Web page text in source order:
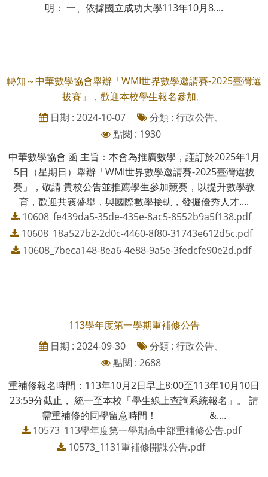
明： 一、依據國立成功大學113年10月8....
轉知～中華數學協會舉辦「WMI世界數學邀請賽-2025臺灣選
拔賽」，歡迎本校學生報名參加。
日期 : 2024-10-07
分類 : 行政公告、
點閱 : 1930
中華數學協會 函 主旨：本會為推廣數學，謹訂於2025年1月
5日（星期日）舉辦「WMI世界數學邀請賽-2025臺灣選拔
賽」，敬請 貴校公告並推薦學生參加競賽，以提升數學教
育，歡迎共襄盛舉，與國際數學接軌，發掘優秀人才....
10608_fe439da5-35de-435e-8ac5-8552b9a5f138.pdf
10608_18a527b2-2d0c-4460-8f80-31743e612d5c.pdf
10608_7beca148-8ea6-4e88-9a5e-3fedcfe90e2d.pdf
113學年度第一學期重補修公告
日期 : 2024-09-30
分類 : 行政公告、
點閱 : 2688
重補修報名時間：113年10月2日早上8:00至113年10月10日
23:59分截止， 統一至本校「學生線上查詢系統報名」。 請
需重補修的同學留意時間！ &....
10573_113學年度第一學期高中部重補修公告.pdf
10573_1131重補修開課公告.pdf